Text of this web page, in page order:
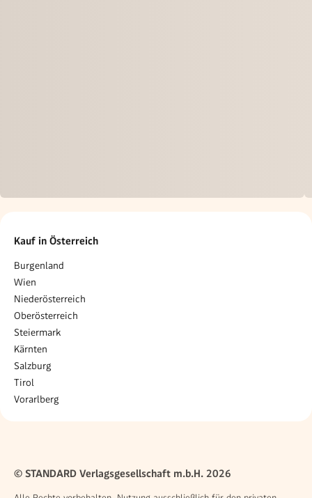
Kauf in Österreich
Burgenland
Wien
Niederösterreich
Oberösterreich
Steiermark
Kärnten
Salzburg
Tirol
Vorarlberg
© STANDARD Verlagsgesellschaft m.b.H. 2026